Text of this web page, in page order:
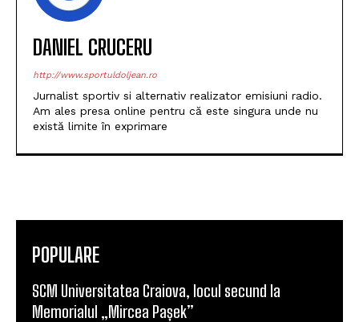
DANIEL CRUCERU
http://www.sportuldoljean.ro
Jurnalist sportiv si alternativ realizator emisiuni radio.
Am ales presa online pentru că este singura unde nu
există limite în exprimare
POPULARE
SCM Universitatea Craiova, locul secund la
Memorialul „Mircea Pașek”